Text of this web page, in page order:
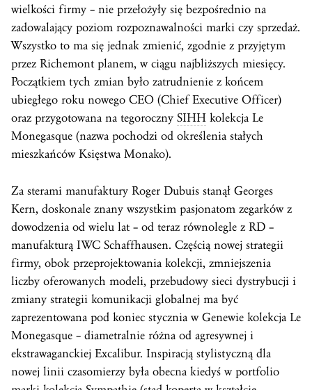
wielkości firmy – nie przełożyły się bezpośrednio na
zadowalający poziom rozpoznawalności marki czy sprzedaż.
Wszystko to ma się jednak zmienić, zgodnie z przyjętym
przez Richemont planem, w ciągu najbliższych miesięcy.
Początkiem tych zmian było zatrudnienie z końcem
ubiegłego roku nowego CEO (Chief Executive Officer)
oraz przygotowana na tegoroczny SIHH kolekcja Le
Monegasque (nazwa pochodzi od określenia stałych
mieszkańców Księstwa Monako).
Za sterami manufaktury Roger Dubuis stanął Georges
Kern, doskonale znany wszystkim pasjonatom zegarków z
dowodzenia od wielu lat – od teraz równolegle z RD –
manufakturą IWC Schaffhausen. Częścią nowej strategii
firmy, obok przeprojektowania kolekcji, zmniejszenia
liczby oferowanych modeli, przebudowy sieci dystrybucji i
zmiany strategii komunikacji globalnej ma być
zaprezentowana pod koniec stycznia w Genewie kolekcja Le
Monegasque – diametralnie różna od agresywnej i
ekstrawaganckiej Excalibur. Inspiracją stylistyczną dla
nowej linii czasomierzy była obecna kiedyś w portfolio